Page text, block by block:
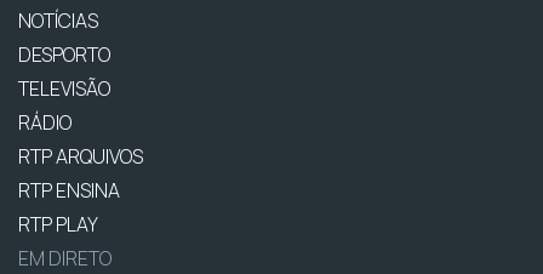
NOTÍCIAS
DESPORTO
TELEVISÃO
RÁDIO
RTP ARQUIVOS
RTP ENSINA
RTP PLAY
EM DIRETO